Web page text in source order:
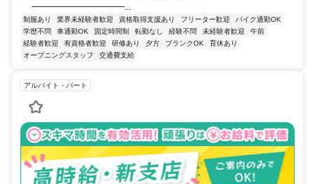
━━━━━━━━━━━...
制服あり 業界未経験者歓迎 資格取得支援あり フリーター歓迎
バイク通勤OK
学歴不問
車通勤OK 固定時間制 転勤なし 経験不問 未経験者歓迎
午前
経験者歓迎
有資格者歓迎 研修あり 夕方 ブランクOK
育休あり
オープニングスタッフ
交通費支給
アルバイト・パート